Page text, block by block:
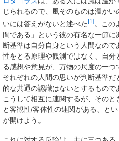
じられるので、風そのものは温か
いには答えがないと述べた[1 ]。この
間である」という彼の有名な一節
断基準は自分自身という人間なの
性をとる原理や観測ではなく、自
る感想や意見が、万物の尺度の一つ
それぞれの人間の思いが判断基準
的な共通の認識はないとするもの
こうして相互に連関するが、その
と客観性/客体性の連関がある、と
が開けよう。